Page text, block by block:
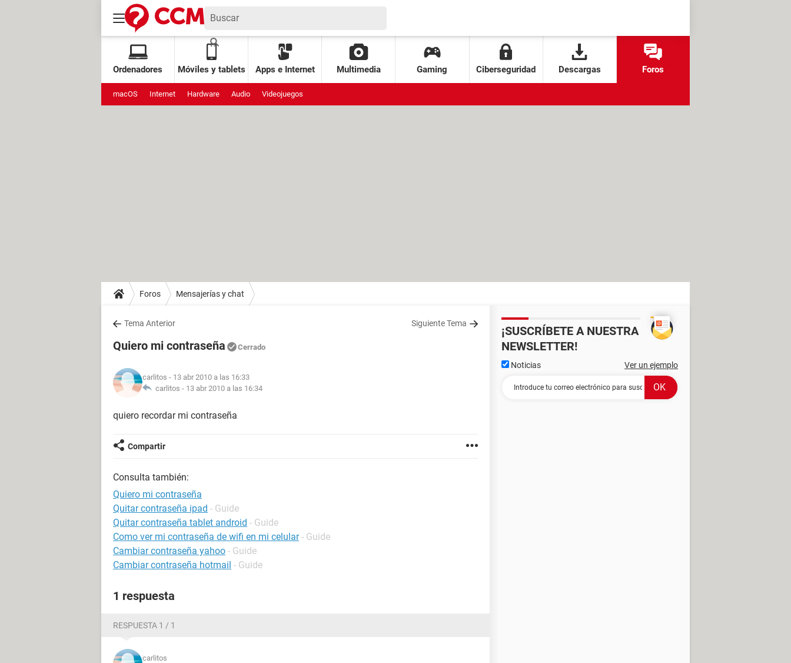
Ordenadores Móviles y tablets Apps e Internet Multimedia Gaming Ciberseguridad Descargas Foros
macOS Internet Hardware Audio Videojuegos
Foros Mensajerías y chat
Tema Anterior Siguiente Tema
Quiero mi contraseña Cerrado
carlitos - 13 abr 2010 a las 16:33
carlitos - 13 abr 2010 a las 16:34
quiero recordar mi contraseña
Compartir
Consulta también:
Quiero mi contraseña
Quitar contraseña ipad - Guide
Quitar contraseña tablet android - Guide
Como ver mi contraseña de wifi en mi celular - Guide
Cambiar contraseña yahoo - Guide
Cambiar contraseña hotmail - Guide
1 respuesta
RESPUESTA 1 / 1
carlitos
¡SUSCRÍBETE A NUESTRA
NEWSLETTER!
Noticias Ver un ejemplo